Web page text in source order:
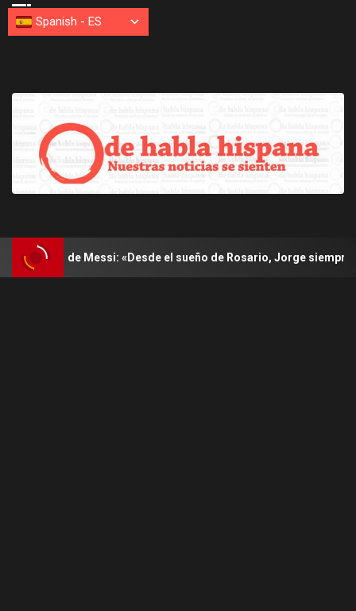
Messi: «Desde el sueño de Rosario, Jorge siempre estuvo allí»
Spanish - ES